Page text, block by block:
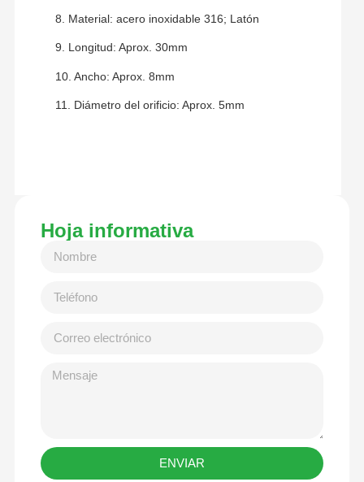
8. Material: acero inoxidable 316; Latón
9. Longitud: Aprox. 30mm
10. Ancho: Aprox. 8mm
11. Diámetro del orificio: Aprox. 5mm
Hoja informativa
ENVIAR